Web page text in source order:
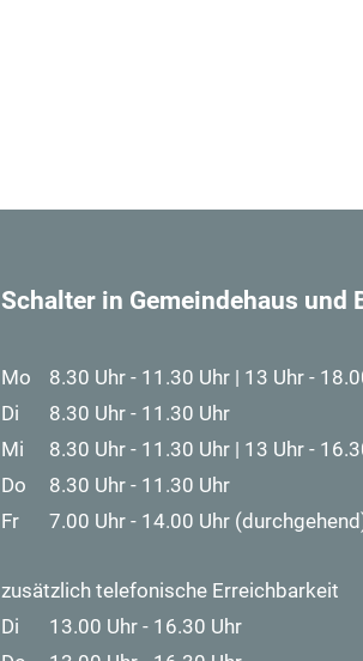
Schalter in Gemeindehaus und
Mo
8.30 Uhr - 11.30 Uhr | 13 Uhr -
Di
8.30 Uhr - 11.30 Uhr
Mi
8.30 Uhr - 11.30 Uhr | 13 Uhr -
Do
8.30 Uhr - 11.30 Uhr
Fr
7.00 Uhr - 14.00 Uhr
zusätzlich telefonische Erreichbarkeit
Di
13.00 Uhr - 16.30 Uhr